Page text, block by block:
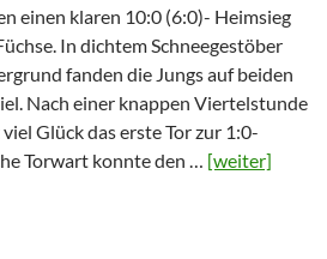
einen klaren 10:0 (6:0)- Heimsieg
In dichtem Schneegestöber
fanden die Jungs auf beiden
Nach einer knappen Viertelstunde
Glück das erste Tor zur 1:0-
Torwart konnte den … [weiter]